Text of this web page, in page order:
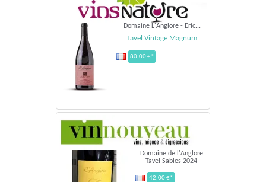
Domaine L'Anglore - Eric...
Tavel Vintage Magnum
80,00 €*
Domaine de l'Anglore
Tavel Sables 2024
42,00 €*